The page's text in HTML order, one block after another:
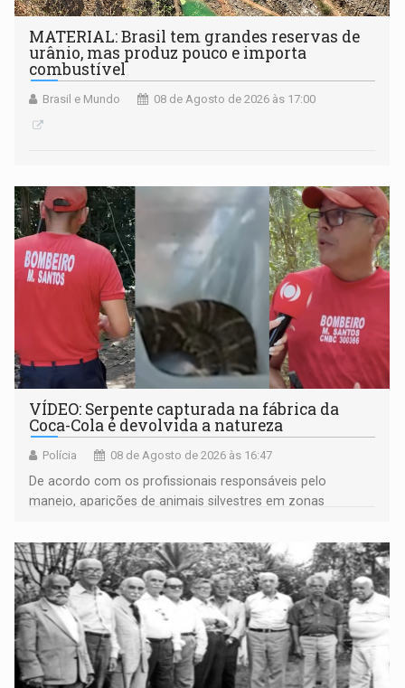
MATERIAL: Brasil tem grandes reservas de
urânio, mas produz pouco e importa
combustível
Brasil e Mundo 08 de Agosto de 2026 às 17:00
VÍDEO: Serpente capturada na fábrica da
Coca-Cola é devolvida a natureza
Polícia 08 de Agosto de 2026 às 16:47
De acordo com os profissionais responsáveis pelo
manejo, aparições de animais silvestres em zonas